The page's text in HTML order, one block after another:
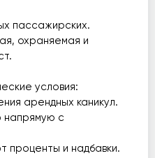
пассажирских.
охраняемая и
условия:
арендных каникул.
напрямую с
проценты и надбавки.